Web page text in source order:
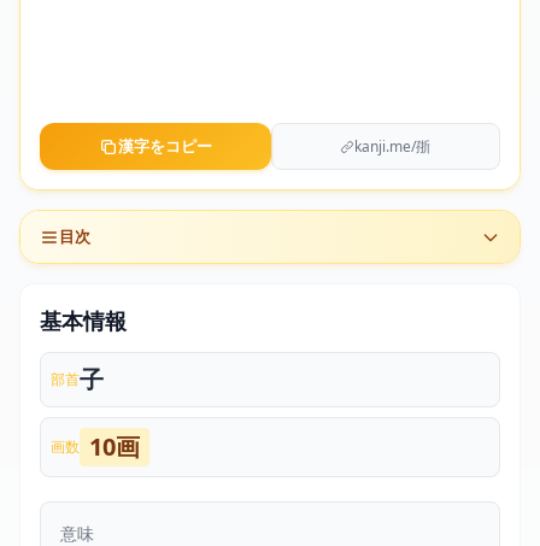
漢字をコピー kanji.me/㝂
目次
基本情報
部首子
画数 10画
意味